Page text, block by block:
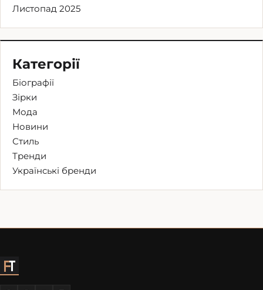
Листопад 2025
Категорії
Біографії
Зірки
Мода
Новини
Стиль
Тренди
Українські бренди